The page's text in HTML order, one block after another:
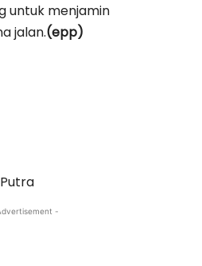
untuk menjamin
jalan.(epp)
-